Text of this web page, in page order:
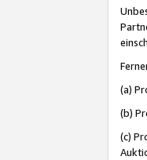
(a)
(b)
(c)